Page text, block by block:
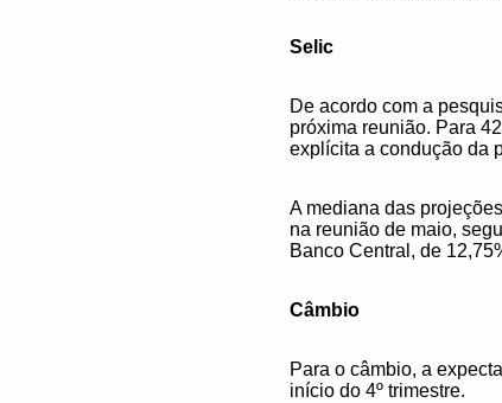
Selic
De acordo com a
próxima reunião. Para
explícita a condução da
A mediana das
na reunião de maio,
Banco Central, de
Câmbio
Para o câmbio, a
início do 4º trimestre.